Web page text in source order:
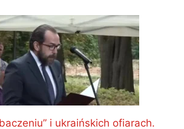
i ukraińskich ofiarach.